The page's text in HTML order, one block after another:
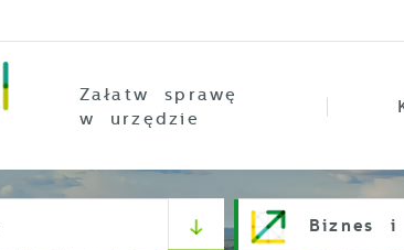
Załatw sprawę
w urzędzie
Biznes i